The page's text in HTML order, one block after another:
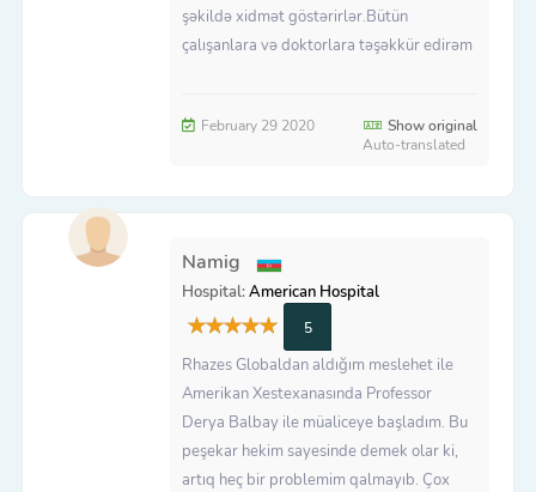
şəkildə xidmət göstərirlər.Bütün
çalışanlara və doktorlara təşəkkür edirəm
February 29 2020
Show original
Auto-translated
Namig
Hospital:American Hospital
5
Rhazes Globaldan aldığım meslehet ile
Amerikan Xestexanasında Professor
Derya Balbay ile müaliceye başladım. Bu
peşekar hekim sayesinde demek olar ki,
artıq heç bir problemim qalmayıb. Çox